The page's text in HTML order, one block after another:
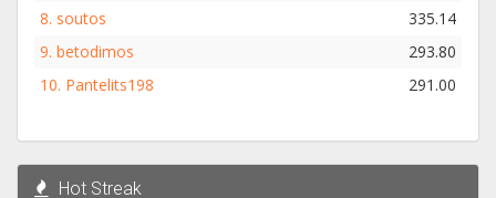
8. soutos
335.14
9. betodimos
293.80
10. Pantelits198 291.00
Hot Streak